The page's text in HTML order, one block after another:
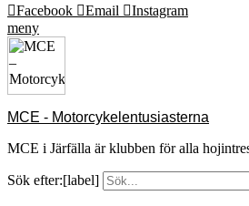
Facebook
Email
Instagram
meny
MCE - Motorcykelentusiasterna
MCE i Järfälla är klubben för alla
Sök efter:[label]